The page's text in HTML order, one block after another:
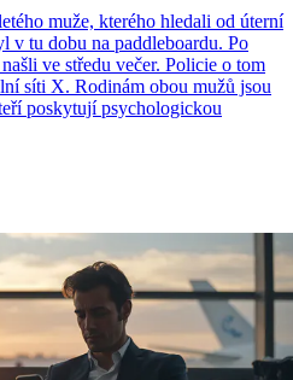
muže, kterého hledali od úterní
v tu dobu na paddleboardu. Po
ve středu večer. Policie o tom
síti X. Rodinám obou mužů jsou
poskytují psychologickou